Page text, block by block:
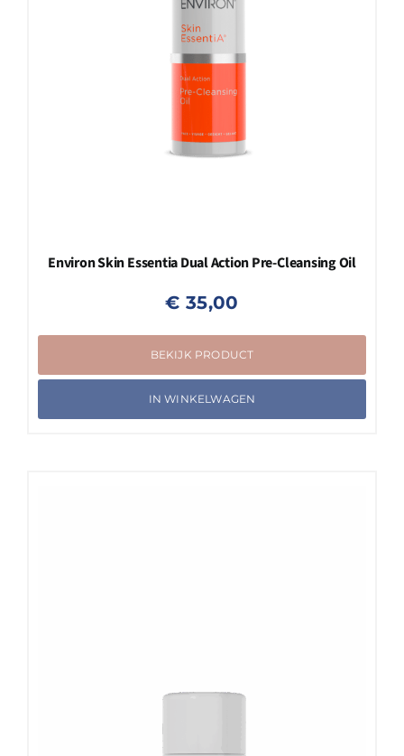
Environ Skin Essentia Dual Action Pre-Cleansing Oil
€ 35,00
BEKIJK PRODUCT
IN WINKELWAGEN